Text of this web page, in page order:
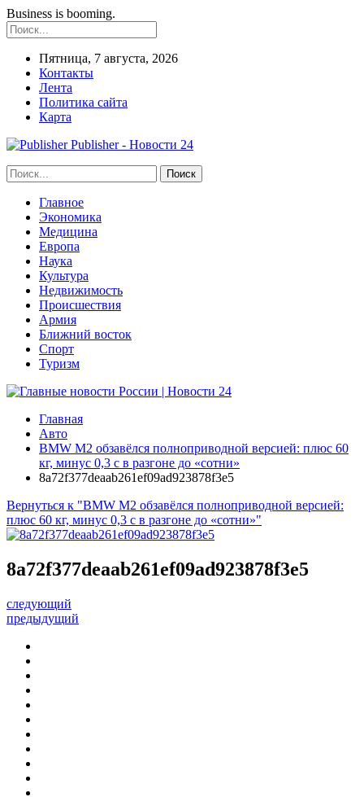
Business is booming.
Пятница, 7 августа, 2026
Контакты
Лента
Политика сайта
Карта
Publisher - Новости 24
Главное
Экономика
Медицина
Европа
Наука
Культура
Недвижимость
Происшествия
Армия
Ближний восток
Спорт
Туризм
Главная
Авто
BMW M2 обзавёлся полноприводной версией: плюс 60
кг, минус 0,3 с в разгоне до «сотни»
8a72f377deaab261ef09ad923878f3e5
Вернуться к "BMW M2 обзавёлся полноприводной версией:
плюс 60 кг, минус 0,3 с в разгоне до «сотни»"
8a72f377deaab261ef09ad923878f3e5
следующий
предыдущий